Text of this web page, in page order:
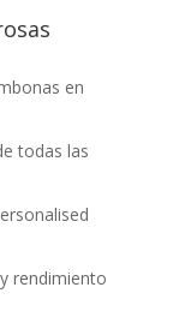
en
todas las
rendimiento